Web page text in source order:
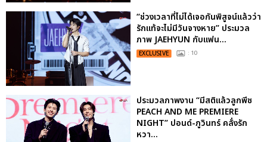
“ช่วงเวลาที่ไม่ได้เจอกันพิสูจน์แล้วว่า
รักแท้จะไม่มีวันจางหาย” ประมวล
ภาพ JAEHYUN กับแฟน...
EXCLUSIVE : 10
ประมวลภาพงาน “มีสติแล้วลูกพีช
PEACH AND ME PREMIERE
NIGHT” ปอนด์-ภูวินทร์ คลั่งรัก
หวา...